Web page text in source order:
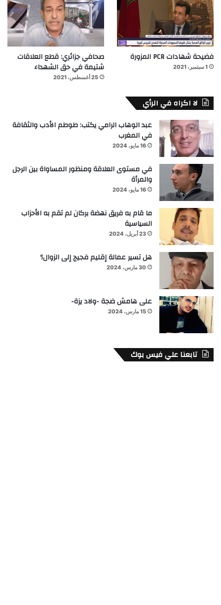
فضيحة شهادات PCR المزورة
1 سبتمبر، 2021
صحافي جزائري: قطع العلاقات
شتيمة في حق الشهداء
25 أغسطس، 2021
لا اكراه في الرأي
عبد الوهاب الرامي يكتب: طوطم الأدب والثقافة
في المغرب
16 مايو، 2024
في مستوى العلاقة ومنظور المساواة بين الرجل
والمرأة
16 مايو، 2024
ما قام به فريق نهضة بركان لم تقم به الأحزاب
السياسية
23 أبريل، 2024
هل تسير عمالة إقليم فجيج إلى الزوال؟
30 مارس، 2024
على هامش ضجة -ولاد يزة-
15 مارس، 2024
تابعنا علي فيس بوك